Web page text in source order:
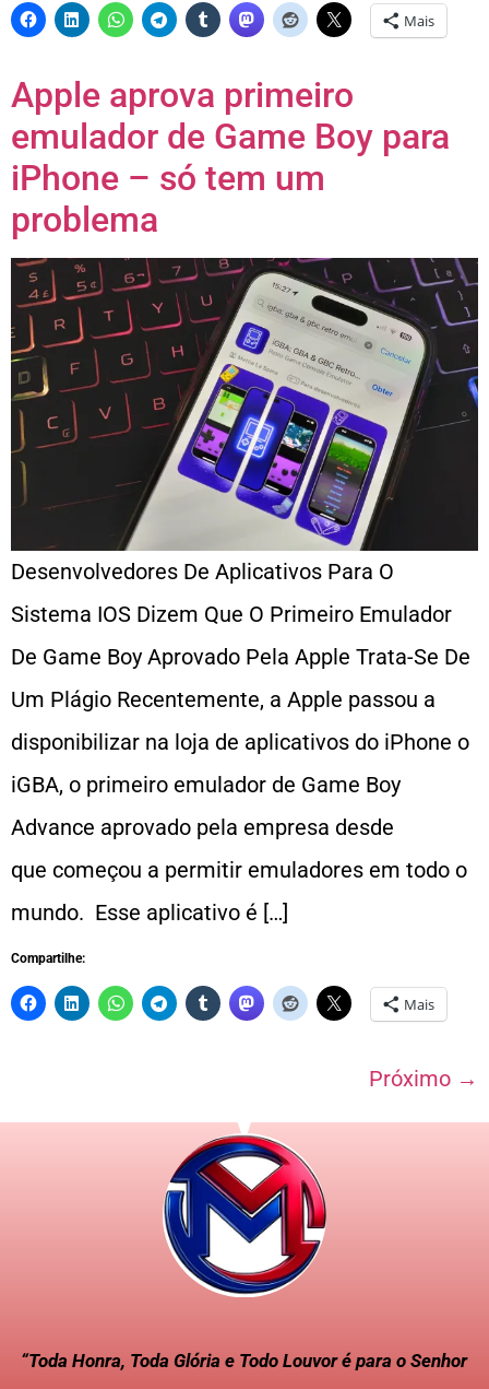
Mais
Apple aprova primeiro
emulador de Game Boy para
iPhone – só tem um
problema
Desenvolvedores De Aplicativos Para O
Sistema IOS Dizem Que O Primeiro Emulador
De Game Boy Aprovado Pela Apple Trata-Se De
Um Plágio Recentemente, a Apple passou a
disponibilizar na loja de aplicativos do iPhone o
iGBA, o primeiro emulador de Game Boy
Advance aprovado pela empresa desde
que começou a permitir emuladores em todo o
mundo. Esse aplicativo é […]
Compartilhe:
Mais
Próximo →
“Toda Honra, Toda Glória e Todo Louvor é para o Senhor